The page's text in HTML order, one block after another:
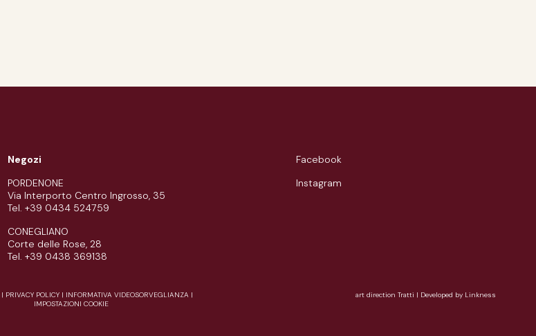
Negozi
PORDENONE
Via Interporto Centro Ingrosso, 35
Tel. +39 0434 524759
CONEGLIANO
Corte delle Rose, 28
Tel. +39 0438 369138
Facebook
Instagram
| PRIVACY POLICY | INFORMATIVA VIDEOSORVEGLIANZA |
IMPOSTAZIONI COOKIE
art direction Tratti | Developed by Linkness